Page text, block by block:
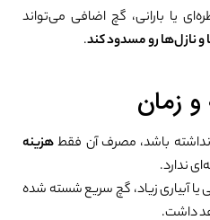
یا بارانی، گچ اضافی می‌تواند
نازل‌ها رو مسدود کند.
نداشته باشد، مصرف آن فقطهزینه
ندارد.
آبیاری زیاد، گچ سریع شسته شده
داشت.